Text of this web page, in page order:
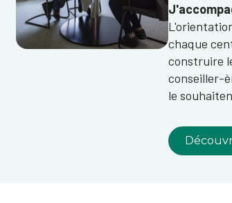
chaque
construire
conseiller-
le